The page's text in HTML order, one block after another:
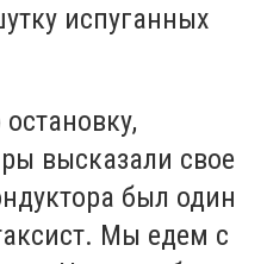
испуганных
высказали свое
был один
Мы едем с